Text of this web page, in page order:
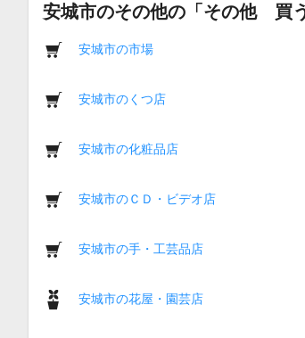
安城市のその他の「その他 買
安城市の市場
安城市のくつ店
安城市の化粧品店
安城市のＣＤ・ビデオ店
安城市の手・工芸品店
安城市の花屋・園芸店